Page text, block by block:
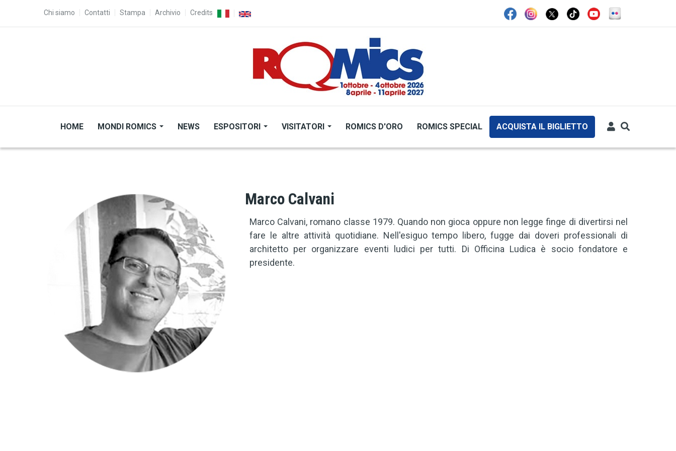
TOP MENU
Chi siamo Contatti Stampa Archivio Credits
HOME MONDI ROMICS NEWS ESPOSITORI VISITATORI ROMICS D'ORO ROMICS SPECIAL ACQUISTA IL BIGLIETTO
Marco Calvani
Marco Calvani, romano classe 1979. Quando non gioca oppure non legge finge di divertirsi nel
fare le altre attività quotidiane. Nell'esiguo tempo libero, fugge dai doveri professionali di
architetto per organizzare eventi ludici per tutti. Di Officina Ludica è socio fondatore e
presidente.